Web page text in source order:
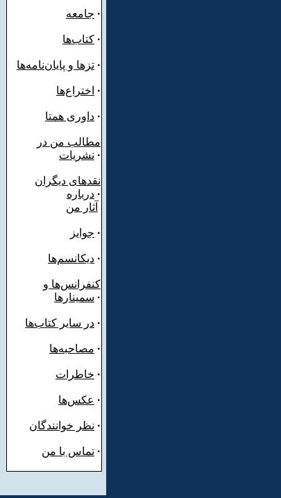
جامعه ·
کتاب‌ها ·
تزها و پایان‌نامه‌ها ·
اختراع‌ها ·
داوری همتا ·
مطالب من در
نشریات ·
نقدهای دیگران
درباره ·
آثار من
جوایز ·
دیکانسم‌ها ·
کنفرانس‌ها و
سمینارها ·
در سایر کتاب‌ها ·
مصاحبه‌ها ·
خاطرات ·
عکس‌ها ·
نظر خوانندگان ·
تماس با من ·